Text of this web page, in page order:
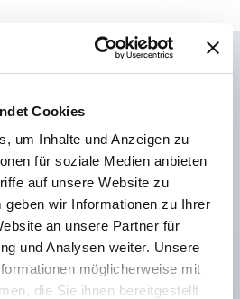
Cookies
um Inhalte und Anzeigen zu
für soziale Medien anbieten
auf unsere Website zu
geben wir Informationen zu Ihrer
an unsere Partner für
und Analysen weiter. Unsere
möglicherweise mit
die Sie ihnen bereitgestellt
ist ein vielseitiger Bedien- und
sich gut für das Ein- und
von Geräten eignet.
verfügbar
möglich
6 Bauformen und Anzahl